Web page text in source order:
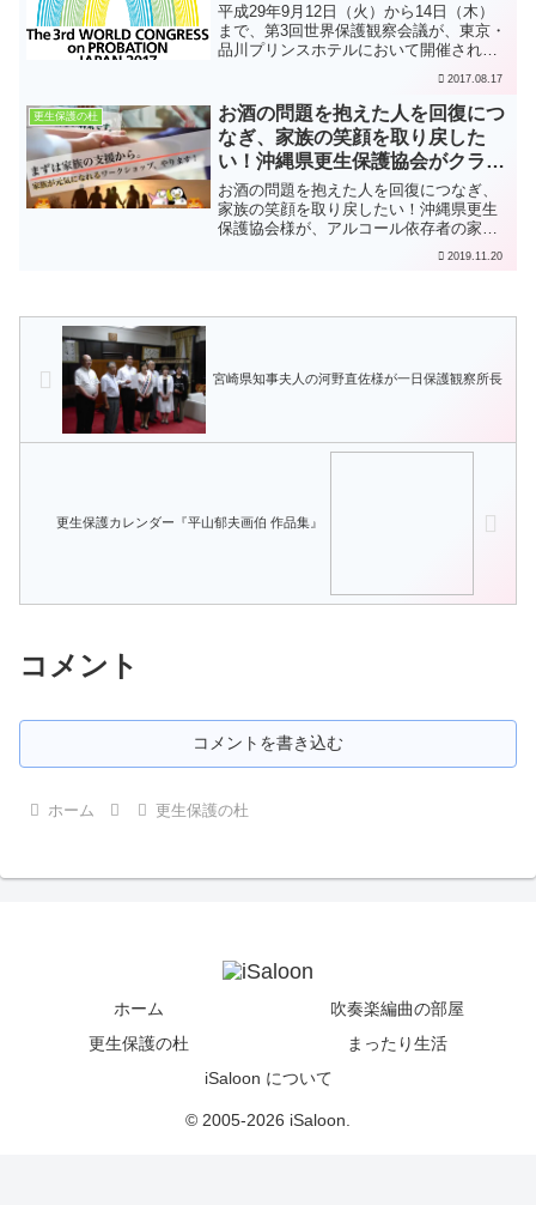
平成29年9月12日（火）から14日（木）
まで、第3回世界保護観察会議が、東京・
品川プリンスホテルにおいて開催されま
内処遇の発展とこの分野における国際ネ
ットワークの拡大を目的として、世界各
国における実務・...
2017.08.17
更生保護の杜
お酒の問題を抱えた人を回復につ
なぎ、家族の笑顔を取り戻した
い！沖縄県更生保護協会がクラウ
ドファンディングに初挑戦
お酒の問題を抱えた人を回復につなぎ、
家族の笑顔を取り戻したい！沖縄県更生
保護協会様が、アルコール依存者の家族
向け支援プログラム「クラフト」の普及
2019.11.20
宮崎県知事夫人の河野直佐様が一日保護観察所長
更生保護カレンダー『平山郁夫画伯 作品集』
コメント
コメントを書き込む
ホーム 更生保護の杜
ホーム
吹奏楽編曲の部屋
更生保護の杜
まったり生活
iSaloon について
© 2005-2026 iSaloon.